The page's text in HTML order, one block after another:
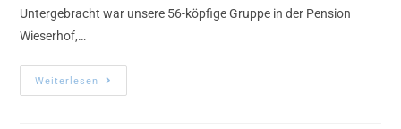
Untergebracht war unsere 56-köpfige Gruppe in der Pension
Wieserhof,…
Weiterlesen